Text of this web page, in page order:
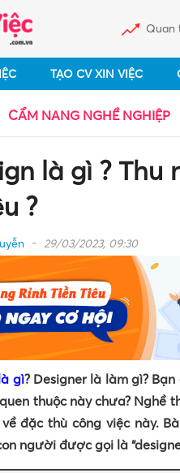
Quan
TẠO CV XIN VIỆC
CẨM NANG NGHỀ NGHIỆP
là gì ? Thu
?
29/03/2023, 09:30
gì? Designer là làm gì?
thuộc này chưa? Nghề
đặc thù công việc này.
người được gọi là